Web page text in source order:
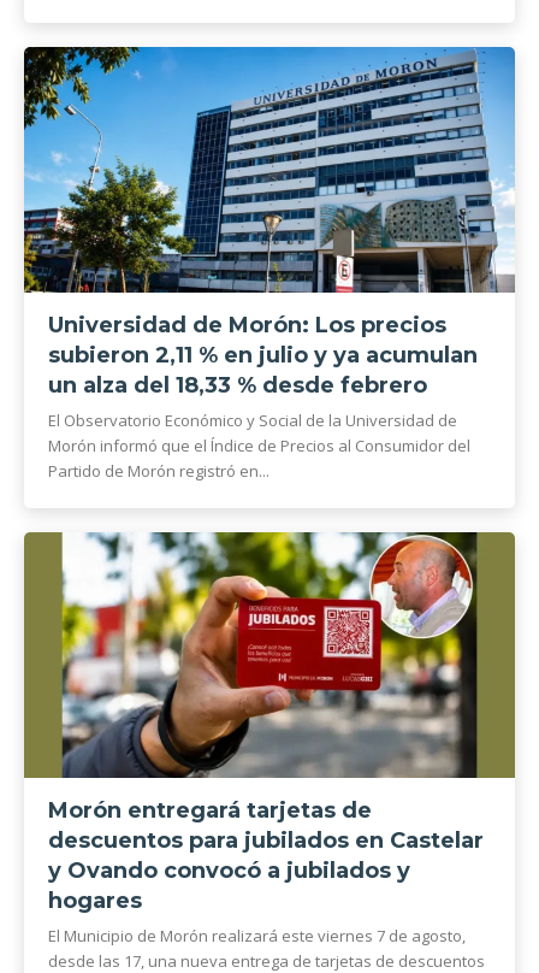
Universidad de Morón: Los precios
subieron 2,11 % en julio y ya acumulan
un alza del 18,33 % desde febrero
El Observatorio Económico y Social de la Universidad de
Morón informó que el Índice de Precios al Consumidor del
Partido de Morón registró en...
Morón entregará tarjetas de
descuentos para jubilados en Castelar
y Ovando convocó a jubilados y
hogares
El Municipio de Morón realizará este viernes 7 de agosto,
desde las 17, una nueva entrega de tarjetas de descuentos